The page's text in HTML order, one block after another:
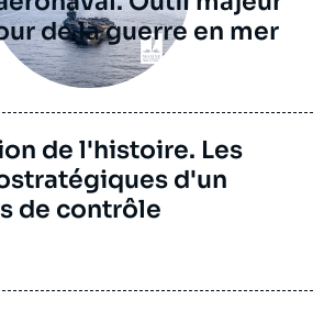
de la guerre en mer
de l'histoire. Les
d'un
de contrôle